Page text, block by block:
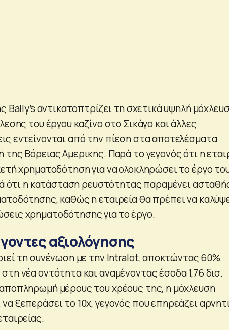
Bally’s αντικατοπτρίζει τη σχετικά υψηλή
του έργου καζίνο στο Σικάγο και άλλες
εντείνονται από την πίεση στα αποτελέσματα
της Βόρειας Αμερικής. Παρά το γεγονός ότι η
χρηματοδότηση για να ολοκληρώσει το έργο
ότι η κατάσταση ρευστότητας παραμένει
καθώς η εταιρεία θα πρέπει να
χρηματοδότησης για το έργο.
αξιολόγησης
τη συνένωση με την Intralot, αποκτώντας 60%
νέα οντότητα και αναμένοντας έσοδα 1,76 δισ.
μέρους του χρέους της, η μόχλευση
να ξεπεράσει το 10x, γεγονός που επηρεάζει